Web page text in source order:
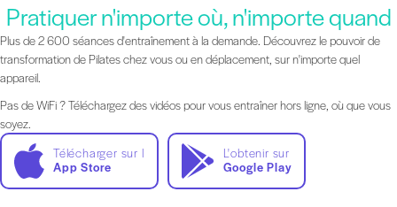
Pratiquer n'importe où, n'importe quand
Plus de 2 600 séances d'entraînement à la demande. Découvrez le pouvoir de
transformation de Pilates chez vous ou en déplacement, sur n'importe quel
appareil.
Pas de WiFi ? Téléchargez des vidéos pour vous entraîner hors ligne, où que vous
soyez.
Télécharger sur l
App Store
L'obtenir sur
Google Play